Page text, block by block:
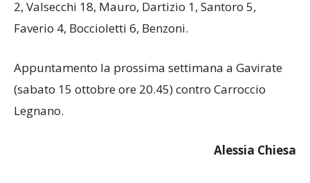
Appuntamento la prossima settimana a Gavirate
Legnano.